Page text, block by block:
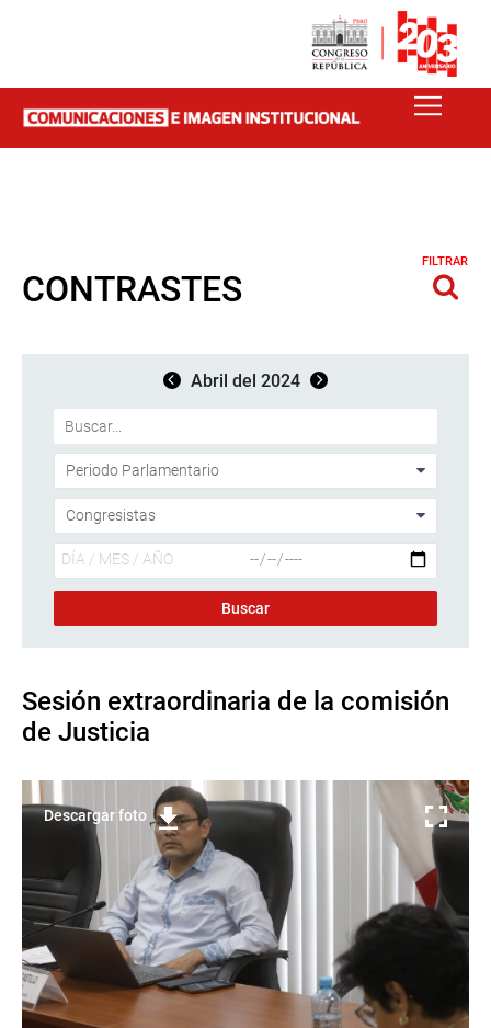
CONTRASTES
FILTRAR
Abril del 2024
Sesión extraordinaria de la comisión
de Justicia
Descargar foto